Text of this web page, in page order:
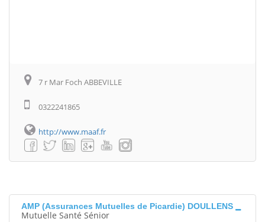
7 r Mar Foch ABBEVILLE
0322241865
http://www.maaf.fr
AMP (Assurances Mutuelles de Picardie) DOULLENS
Mutuelle Santé Sénior